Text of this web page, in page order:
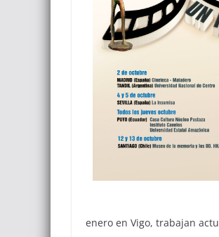
enero en Vigo, trabajan